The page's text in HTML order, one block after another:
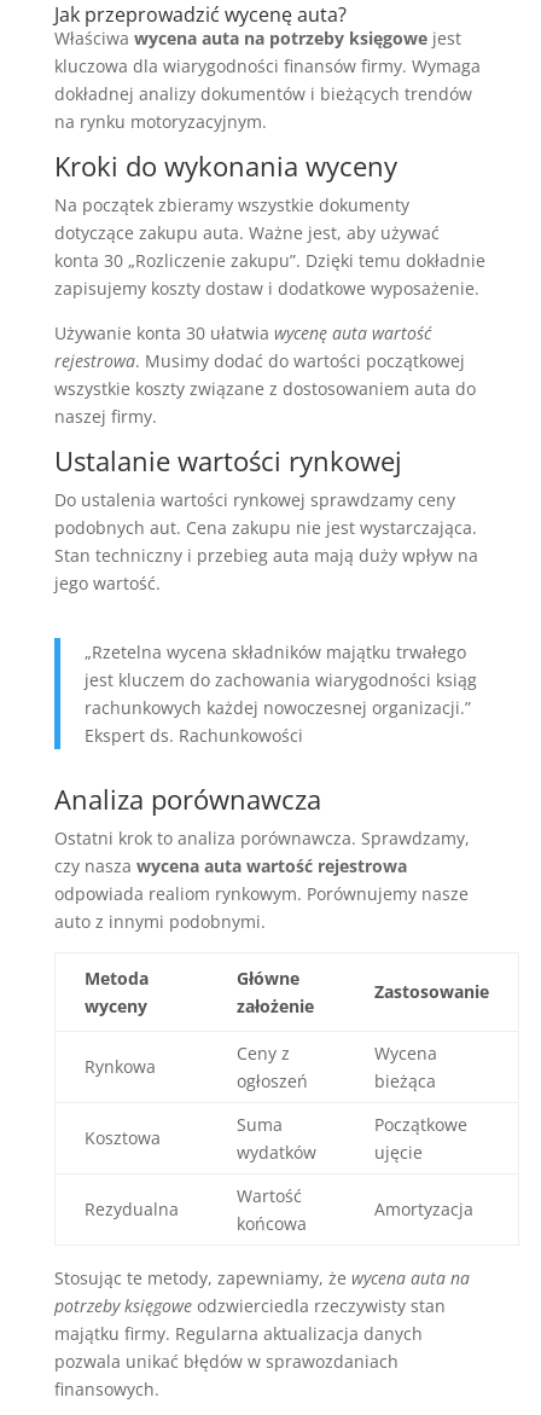
Jak przeprowadzić wycenę auta?
Właściwa wycena auta na potrzeby księgowejest
kluczowa dla wiarygodności finansów firmy. Wymaga
dokładnej analizy dokumentów i bieżących trendów
na rynku motoryzacyjnym.
Kroki do wykonania wyceny
Na początek zbieramy wszystkie dokumenty
dotyczące zakupu auta. Ważne jest, aby używać
konta 30 „Rozliczenie zakupu”. Dzięki temu dokładnie
zapisujemy koszty dostaw i dodatkowe wyposażenie.
Używanie konta 30 ułatwia wycenę auta wartość
rejestrowa. Musimy dodać do wartości początkowej
wszystkie koszty związane z dostosowaniem auta do
naszej firmy.
Ustalanie wartości rynkowej
Do ustalenia wartości rynkowej sprawdzamy ceny
podobnych aut. Cena zakupu nie jest wystarczająca.
Stan techniczny i przebieg auta mają duży wpływ na
jego wartość.
„Rzetelna wycena składników majątku trwałego
jest kluczem do zachowania wiarygodności ksiąg
rachunkowych każdej nowoczesnej organizacji.”
Ekspert ds. Rachunkowości
Analiza porównawcza
Ostatni krok to analiza porównawcza. Sprawdzamy,
czy nasza wycena auta wartość rejestrowa
odpowiada realiom rynkowym. Porównujemy nasze
auto z innymi podobnymi.
Metoda
wyceny
Główne
założenie
Zastosowanie
Rynkowa
Ceny z
ogłoszeń
Wycena
bieżąca
Kosztowa
Suma
wydatków
Początkowe
ujęcie
Rezydualna
Wartość
końcowa
Amortyzacja
Stosując te metody, zapewniamy, że wycena auta na
potrzeby księgoweodzwierciedla rzeczywisty stan
majątku firmy. Regularna aktualizacja danych
pozwala unikać błędów w sprawozdaniach
finansowych.